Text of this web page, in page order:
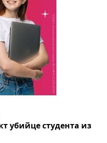
убийце студента из